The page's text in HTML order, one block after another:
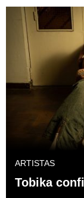
ARTISTAS
Tobika